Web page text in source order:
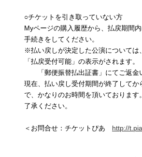
○チケットを引き取っていない方
Myページの購入履歴から、払戻期間
手続きをしてください。
※払い戻しが決定した公演については
「払戻受付可能」の表示がされます。
「郵便振替払出証書」にてご返金
現在、払い戻し受付期間が終了してか
で、かなりのお時間を頂いております
了承ください。
＜お問合せ：チケットぴあ http://